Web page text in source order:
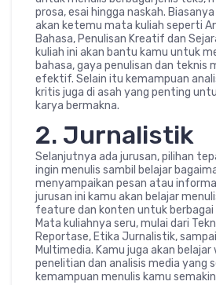
prosa, esai hingga naskah.
akan ketemu mata kuliah seperti
Bahasa, Penulisan Kreatif dan
kuliah ini akan bantu kamu untuk
bahasa, gaya penulisan dan teknis
efektif. Selain itu kemampuan
kritis juga di asah yang penting
karya bermakna.
2. Jurnalistik
Selanjutnya ada jurusan, pilihan
ingin menulis sambil belajar
menyampaikan pesan atau
jurusan ini kamu akan belajar
feature dan konten untuk
Mata kuliahnya seru, mulai dari
Reportase, Etika Jurnalistik,
Multimedia. Kamu juga akan
penelitian dan analisis media yang
kemampuan menulis kamu